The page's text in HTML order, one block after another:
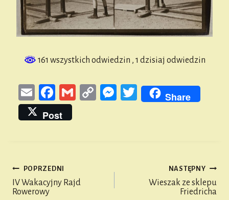
161 wszystkich odwiedzin , 1 dzisiaj odwiedzin
E
m
ail
Fa
ce
bo
G
Co
M
T
Share
Post
Nawigacja
wpisu
POPRZEDNI
IV Wakacyjny Rajd
Rowerowy
NASTĘPNY
Wieszak ze sklepu
Friedricha